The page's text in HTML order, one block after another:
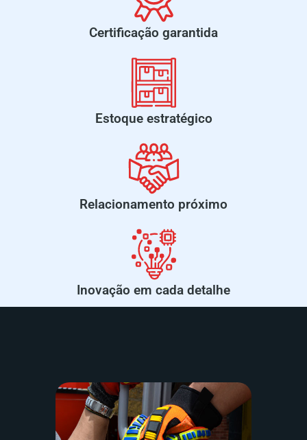
Certificação garantida
Estoque estratégico
Relacionamento próximo
Inovação em cada detalhe